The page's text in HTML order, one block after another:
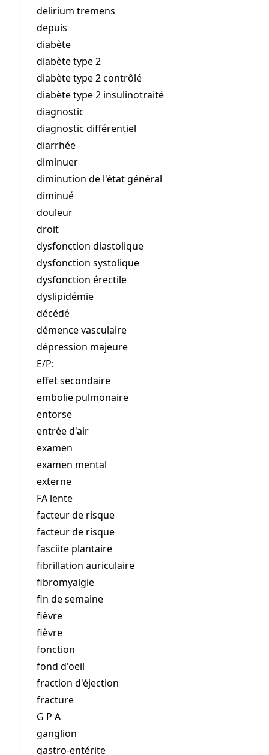
delirium tremens
depuis
diabète
diabète type 2
diabète type 2 contrôlé
diabète type 2 insulinotraité
diagnostic
diagnostic différentiel
diarrhée
diminuer
diminution de l'état général
diminué
douleur
droit
dysfonction diastolique
dysfonction systolique
dysfonction érectile
dyslipidémie
décédé
démence vasculaire
dépression majeure
E/P:
effet secondaire
embolie pulmonaire
entorse
entrée d'air
examen
examen mental
externe
FA lente
facteur de risque
facteur de risque
fasciite plantaire
fibrillation auriculaire
fibromyalgie
fin de semaine
fièvre
fièvre
fonction
fond d'oeil
fraction d'éjection
fracture
G P A
ganglion
gastro-entérite